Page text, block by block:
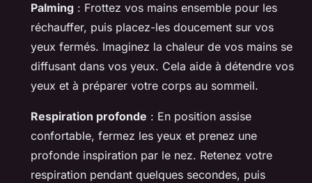
Palming : Frottez vos mains ensemble pour les
réchauffer, puis placez-les doucement sur vos
yeux fermés. Imaginez la chaleur de vos mains se
diffusant dans vos yeux. Cela aide à détendre vos
yeux et à préparer votre corps au sommeil.
Respiration profonde : En position assise
confortable, fermez les yeux et prenez une
profonde inspiration par le nez. Retenez votre
respiration pendant quelques secondes, puis